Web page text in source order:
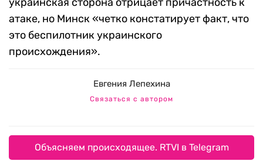
атаке, но Минск «четко констатирует факт, что
это беспилотник украинского
происхождения».
Евгения Лепехина
Связаться с автором
Объясняем происходящее. RTVI в Telegram